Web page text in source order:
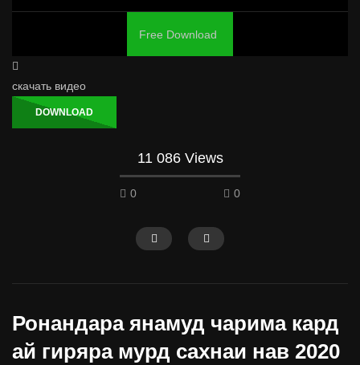
Free Download
скачать видео
DOWNLOAD
11 086 Views
0 0
Ронандара янамуд чарима кард
ай гиряра мурд сахнаи нав 2020